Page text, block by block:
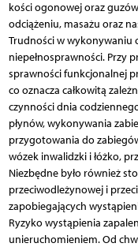
kości ogonowej oraz
odciążeniu, masażu oraz
Trudności w wykonywaniu
niepełnosprawności. Przy
sprawności funkcjonalnej
co oznacza całkowitą
czynności dnia
płynów, wykonywania
przygotowania do
wózek inwalidzki i łóżko,
Niezbędne było również
przeciwodleżynowej i
zapobiegających
Ryzyko wystąpienia
unieruchomieniem. Od